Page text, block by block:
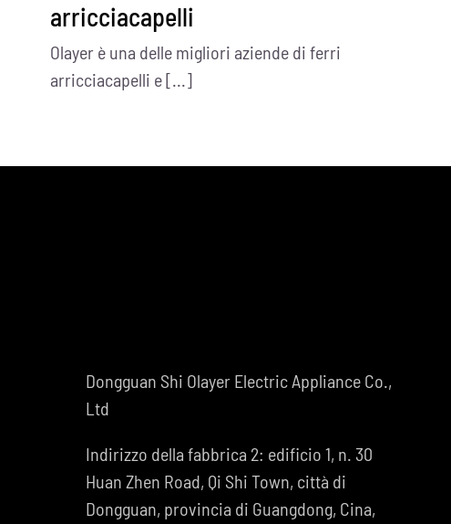
arricciacapelli
Olayer è una delle migliori aziende di ferri
arricciacapelli e [...]
Dongguan Shi Olayer Electric Appliance Co.,
Ltd
Indirizzo della fabbrica 2: edificio 1, n. 30
Huan Zhen Road, Qi Shi Town, città di
Dongguan, provincia di Guangdong, Cina,